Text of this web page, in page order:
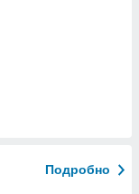
Подробно